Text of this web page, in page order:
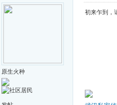
原生火种
初来乍到，